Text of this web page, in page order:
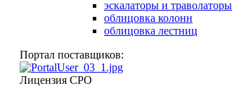
эскалаторы и траволаторы
облицовка колонн
облицовка лестниц
Портал поставщиков:
Лицензия СРО